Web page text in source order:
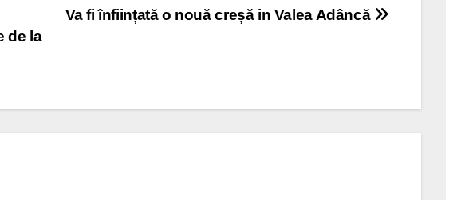
Va fi înființată o nouă creșă in Valea Adâncă
de la